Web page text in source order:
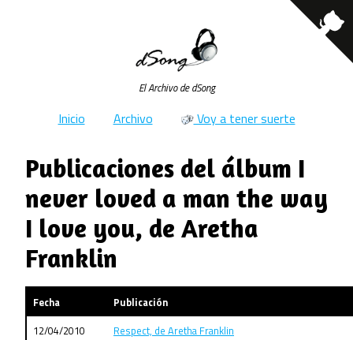
El Archivo de dSong
Inicio Archivo Voy a tener suerte
Publicaciones del álbum I
never loved a man the way
I love you, de Aretha
Franklin
Fecha
Publicación
12/04/2010
Respect, de Aretha Franklin